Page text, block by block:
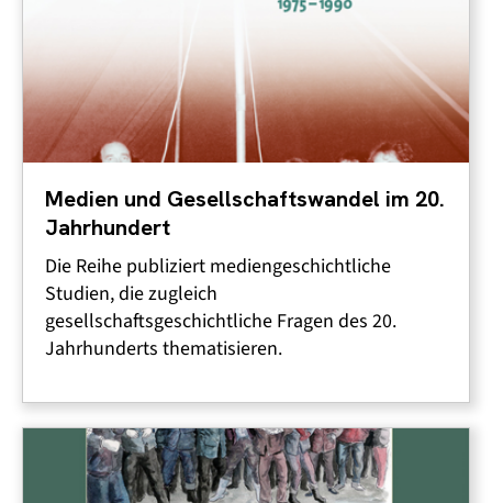
Medien und Gesellschaftswandel im 20.
Jahrhundert
Die Reihe publiziert mediengeschichtliche
Studien, die zugleich
gesellschaftsgeschichtliche Fragen des 20.
Jahrhunderts thematisieren.